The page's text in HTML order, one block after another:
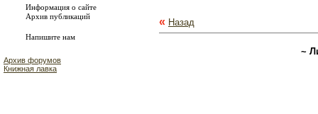
Информация о сайте
Архив публикаций
Напишите нам
Архив форумов
Книжная лавка
« Назад
~